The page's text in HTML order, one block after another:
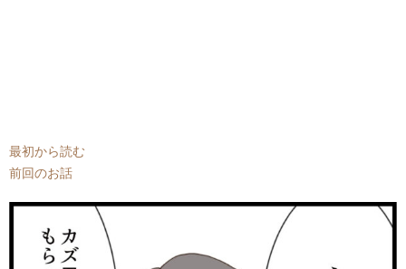
最初から読む
前回のお話